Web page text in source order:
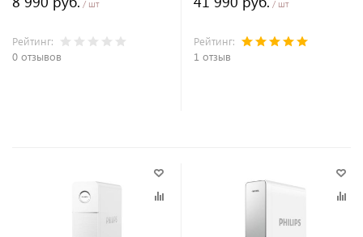
/ шт
Рейтинг:
0 отзывов
/ шт
Рейтинг:
1 отзыв